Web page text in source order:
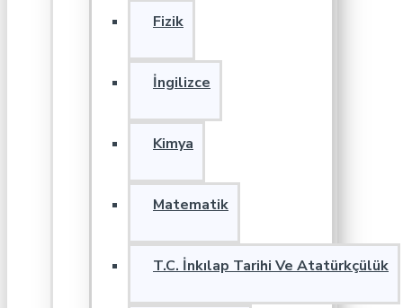
Fizik
İngilizce
Kimya
Matematik
T.C. İnkılap Tarihi Ve Atatürkçülük